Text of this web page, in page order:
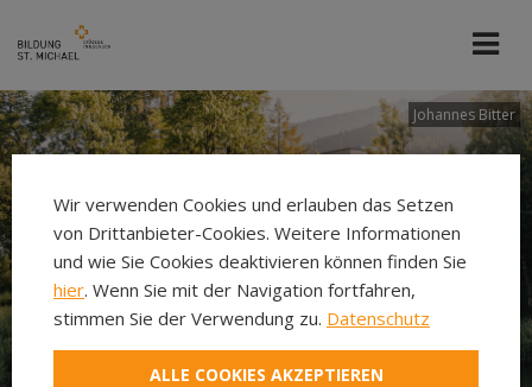
Johannes Bitter
Wir verwenden Cookies und erlauben das Setzen
von Drittanbieter-Cookies. Weitere Informationen
und wie Sie Cookies deaktivieren können finden Sie
hier. Wenn Sie mit der Navigation fortfahren,
stimmen Sie der Verwendung zu. Datenschutz
ALLE COOKIES AKZEPTIEREN